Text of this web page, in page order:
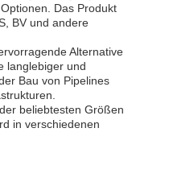
Das Produkt
BV und andere
Alternative
langlebiger und
Bau von Pipelines
beliebtesten Größen
in verschiedenen